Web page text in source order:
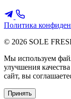
Политика
© 2026 SOLE
Мы используем
улучшения
сайт, вы
Принять